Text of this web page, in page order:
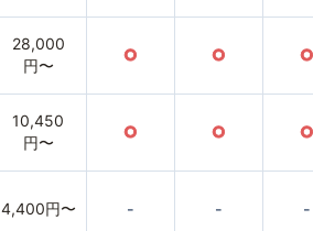
28,000
円〜
○ ○ ○
10,450
円〜
○ ○ ○
4,400円〜 - - -